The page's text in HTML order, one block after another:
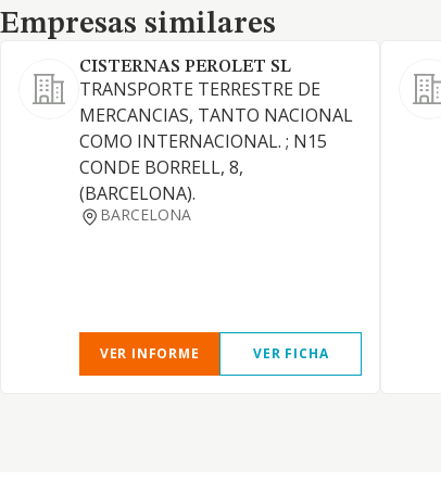
Empresas similares
Empresas similares
CISTERNAS PEROLET SL
TRANSPORTE TERRESTRE DE
MERCANCIAS, TANTO NACIONAL
COMO INTERNACIONAL. ; N15
CONDE BORRELL, 8,
(BARCELONA).
BARCELONA
VER INFORME VER FICHA